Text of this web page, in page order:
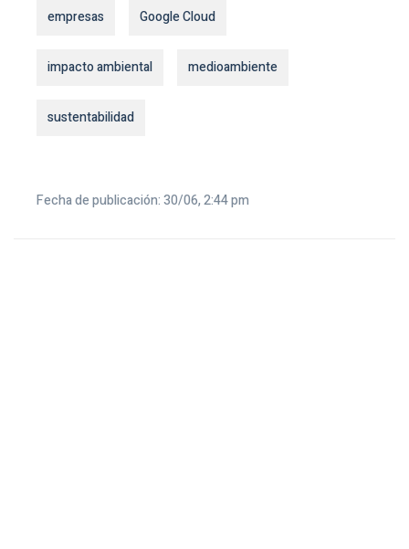
empresas Google Cloud
impacto ambiental medioambiente
sustentabilidad
Fecha de publicación: 30/06, 2:44 pm